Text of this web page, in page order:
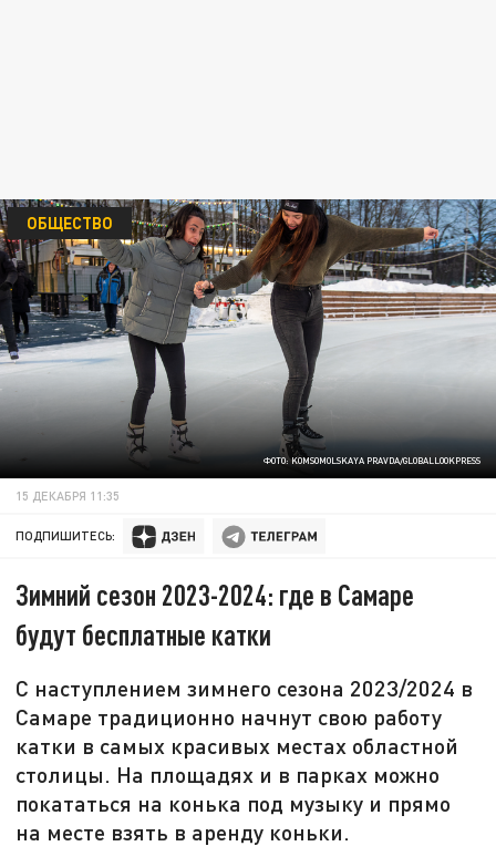
ФОТО: KOMSOMOLSKAYA PRAVDA/GLOBALLOOKPRESS
ОБЩЕСТВО
15 ДЕКАБРЯ 11:35
ПОДПИШИТЕСЬ:
Зимний сезон 2023-2024: где в Самаре
будут бесплатные катки
С наступлением зимнего сезона 2023/2024 в
Самаре традиционно начнут свою работу
катки в самых красивых местах областной
столицы. На площадях и в парках можно
покататься на конька под музыку и прямо
на месте взять в аренду коньки.